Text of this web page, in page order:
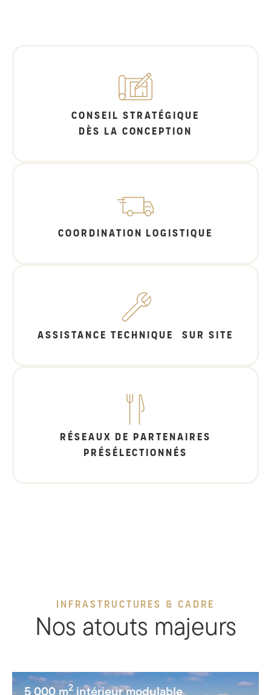
CONSEIL STRATÉGIQUE
DÈS LA CONCEPTION
COORDINATION LOGISTIQUE
ASSISTANCE TECHNIQUE SUR SITE
RÉSEAUX DE PARTENAIRES
PRÉSÉLECTIONNÉS
INFRASTRUCTURES & CADRE
Nos atouts majeurs
5 000 m2 intérieur modulable